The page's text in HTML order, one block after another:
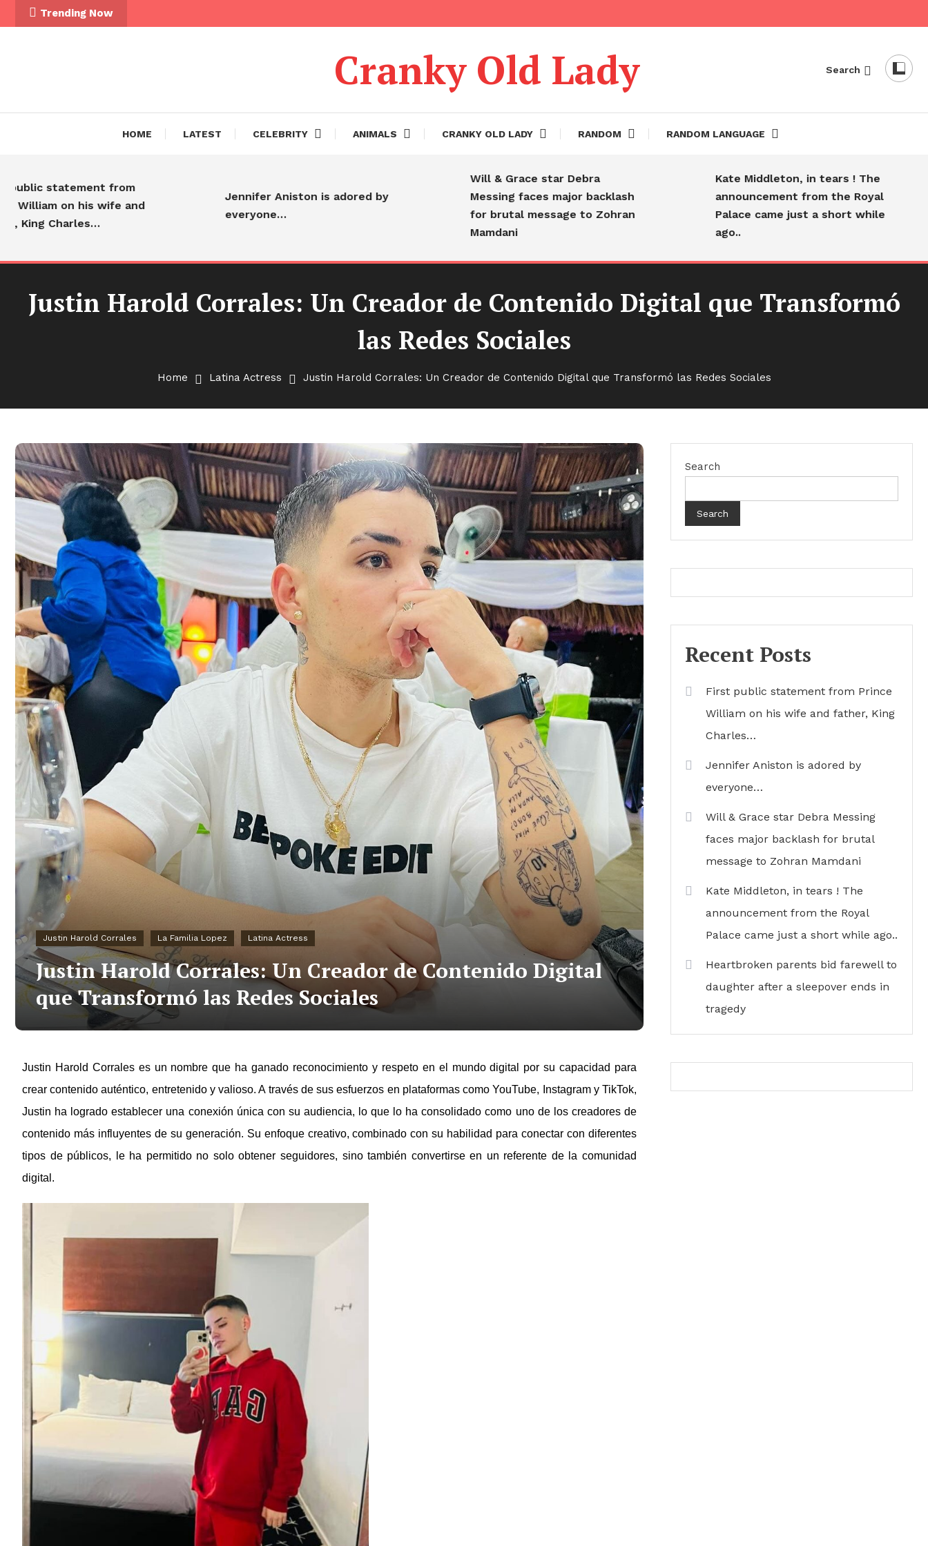
Trending Now
Cranky Old Lady Search
HOME LATEST CELEBRITY ANIMALS CRANKY OLD LADY RANDOM RANDOM LANGUAGE
statement from
on his wife and
Charles…
Jennifer Aniston is adored by
everyone…
Will & Grace star Debra
Messing faces major backlash
for brutal message to Zohran
Mamdani
Kate Middleton, in tears ! The
announcement from the Royal
Palace came just a short while
Justin Harold Corrales: Un Creador de Contenido Digital que Transformó
las Redes Sociales
Home Latina Actress Justin Harold Corrales: Un Creador de Contenido Digital que Transformó las Redes Sociales
Justin Harold Corrales La Familia Lopez Latina Actress
Justin Harold Corrales: Un Creador de Contenido Digital
que Transformó las Redes Sociales
Justin Harold Corrales es un nombre que ha ganado reconocimiento y respeto en el mundo digital por su capacidad para
crear contenido auténtico, entretenido y valioso. A través de sus esfuerzos en plataformas como YouTube, Instagram y TikTok,
Justin ha logrado establecer una conexión única con su audiencia, lo que lo ha consolidado como uno de los creadores de
contenido más influyentes de su generación. Su enfoque creativo, combinado con su habilidad para conectar con diferentes
tipos de públicos, le ha permitido no solo obtener seguidores, sino también convertirse en un referente de la comunidad
digital.
Search
Search
Recent Posts
First public statement from Prince
William on his wife and father, King
Charles…
Jennifer Aniston is adored by
everyone…
Will & Grace star Debra Messing
faces major backlash for brutal
message to Zohran Mamdani
Kate Middleton, in tears ! The
announcement from the Royal
Palace came just a short while ago..
Heartbroken parents bid farewell to
daughter after a sleepover ends in
tragedy